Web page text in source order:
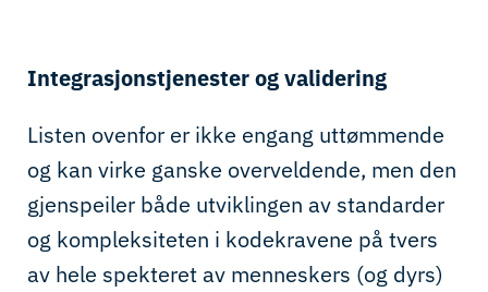
Integrasjonstjenester og validering
Listen ovenfor er ikke engang uttømmende
og kan virke ganske overveldende, men den
gjenspeiler både utviklingen av standarder
og kompleksiteten i kodekravene på tvers
av hele spekteret av menneskers (og dyrs)